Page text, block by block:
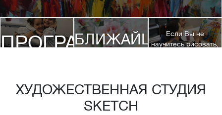
ПРОГРАММЫ
БЛИЖАЙШИЕЕсли Вы не
научитесь рисовать,
стоимость обучения!*
ХУДОЖЕСТВЕННАЯ СТУДИЯ
SKETCH